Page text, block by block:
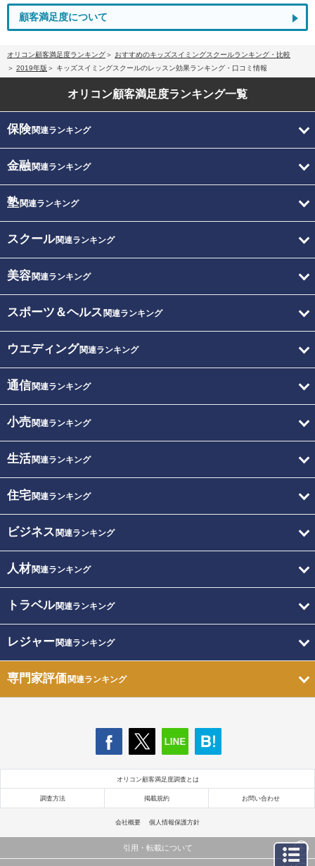
顧客満足度について
オリコン顧客満足度ランキング
おすすめのキッズスイミングスクールランキング・比較
2019年版
キッズスイミングスクールのレッスン効果ランキング・口コミ情報
オリコン顧客満足度ランキング一覧
保険関連ランキング
金融関連ランキング
塾関連ランキング
スクール関連ランキング
美容関連ランキング
スポーツ＆ヘルス 関連ランキング
ウエディング関連ランキング
通信関連ランキング
小売関連ランキング
生活関連ランキング
住宅関連ランキング
ビジネス 関連ランキング
人材関連ランキング
トラベル関連ランキング
レジャー関連ランキング
専門家評価関連ランキング
オリコン顧客満足度調査とは
調査方法 掲載規約 お問い合わせ
会社概要 個人情報保護方針
引用・転載について